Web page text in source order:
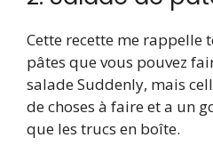
Cette recette me rappelle
pâtes que vous pouvez
salade Suddenly, mais
de choses à faire et a un
que les trucs en boîte.